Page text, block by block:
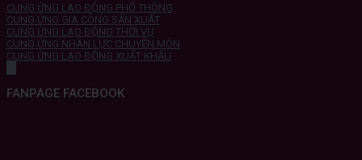
CUNG ỨNG LAO ĐỘNG PHỔ THÔNG
CUNG ỨNG GIA CÔNG SẢN XUẤT
CUNG ỨNG LAO ĐỘNG THỜI VỤ
CUNG ỨNG NHÂN LỰC CHUYÊN MÔN
CUNG ỨNG LAO ĐỘNG XUẤT KHẨU
FANPAGE FACEBOOK